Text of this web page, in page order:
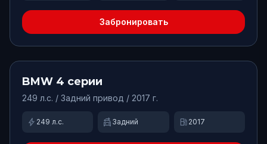
Забронировать
Доступно
от7480₽/сут.
BMW 4 серии
249 л.с. / Задний привод / 2017 г.
bolt 249 л.с. swap_driving_apps Задний local_gas_station 2017